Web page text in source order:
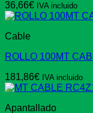
36,66€ IVA incluido
Cable
ROLLO 100MT
181,86€ IVA incluido
Apantallado